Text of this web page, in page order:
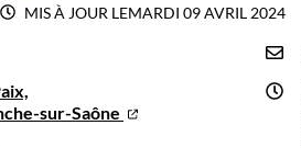
MIS À JOUR LEMARDI 09 AVRIL 2024
sur-Saône